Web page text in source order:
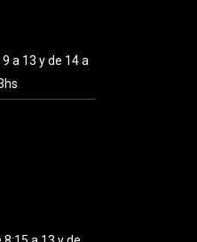
a 13 y de 14 a